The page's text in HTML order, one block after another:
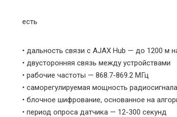
есть
• дальность связи с AJAX Hub — до 1200 м
• двусторонняя связь между устройствами
• рабочие частоты — 868.7-869.2 МГц
• саморегулируемая мощность
• блочное шифрование, основанное на
• период опроса датчика — 12-300 секунд